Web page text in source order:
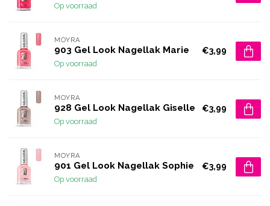
Op voorraad
MOYRA
903 Gel Look Nagellak Marie
Op voorraad
€3,99
MOYRA
928 Gel Look Nagellak Giselle
Op voorraad
€3,99
MOYRA
901 Gel Look Nagellak Sophie
Op voorraad
€3,99